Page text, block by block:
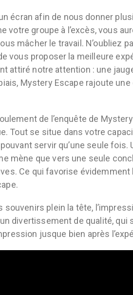
écran afin de nous donner
votre groupe à l’excès, vous
mâcher le travail. N’oubliez
vous proposer la meilleure
attiré notre attention : une
Mystery Escape rajoute une
de l’enquête de
Tout se situe dans votre
servir qu’une seule fois.
mène que vers une seule
Ce qui favorise évidemment
plein la tête,
divertissement de qualité, qui
jusque bien après